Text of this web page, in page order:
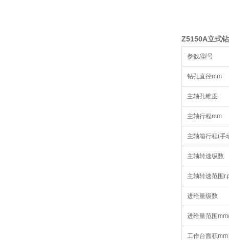
Z5150A立式
参数/型号
钻孔直径mm
主轴孔锥度
主轴行程mm
主轴箱行程(手
主轴转速级数
主轴转速范围
进给量级数
进给量范围
工作台面积mm